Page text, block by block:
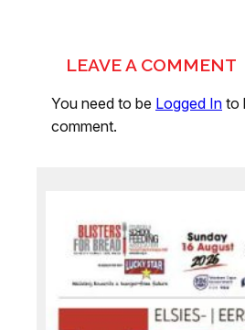
LEAVE A COMMENT
You need to be Logged In to
comment.